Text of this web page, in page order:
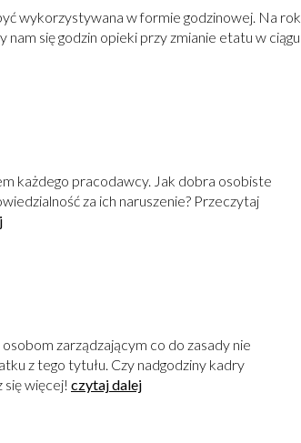
wykorzystywana w formie godzinowej. Na rok
nam się godzin opieki przy zmianie etatu w ciągu
każdego pracodawcy. Jak dobra osobiste
za ich naruszenie? Przeczytaj
zarządzającym co do zasady nie
z tego tytułu. Czy nadgodziny kadry
więcej! czytaj dalej